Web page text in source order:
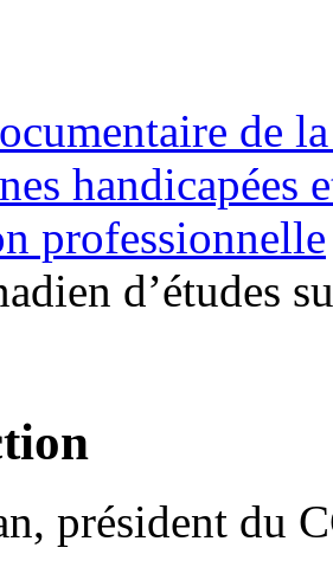
de
professionnelle
d’études
président du